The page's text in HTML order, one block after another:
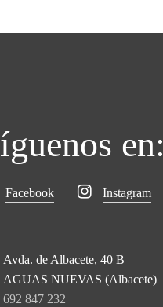
en:
Facebook Instagram
Avda. de Albacete, 40 B
AGUAS NUEVAS (Albacete)
692 847 232